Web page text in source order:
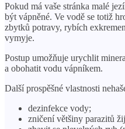
Pokud má vaše stránka malé
být vápněné. Ve vodě se totiž
zbytků potravy, rybích
vymyje.
Postup umožňuje urychlit
a obohatit vodu vápníkem.
Další prospěšné vlastnosti
dezinfekce vody;
zničení většiny parazitů